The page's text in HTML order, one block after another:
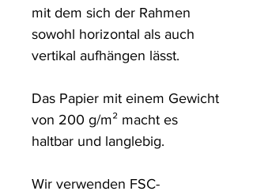
mit dem sich der Rahmen
sowohl horizontal als auch
vertikal aufhängen lässt.
Das Papier mit einem Gewicht
von 200 g/m² macht es
haltbar und langlebig.
Wir verwenden FSC-